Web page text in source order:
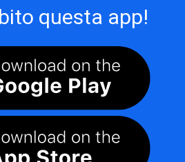
questa app!